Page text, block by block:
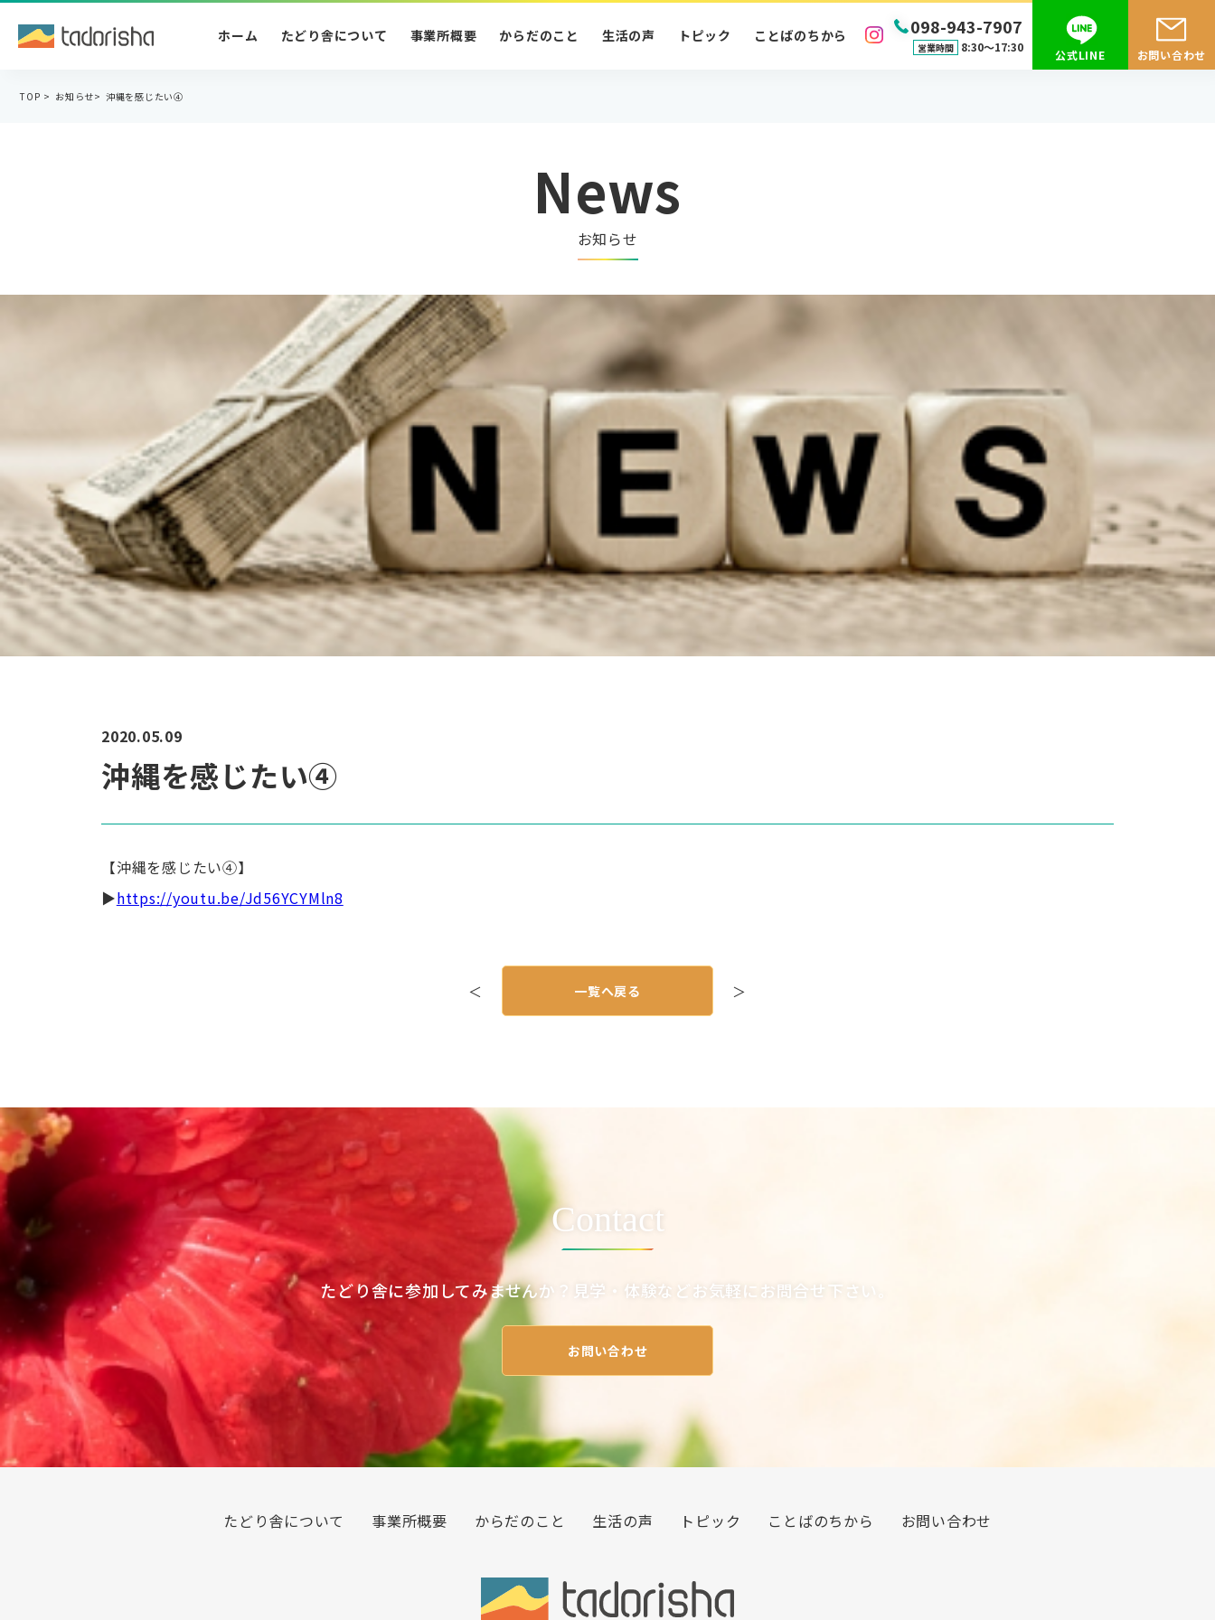
098-943-7907
営業時間 8:30〜17:30
ホーム たどり舎について 事業所概要 からだのこと 生活の声 トピック ことばのちから
公式LINE お問い合わせ
TOP > お知らせ> 沖縄を感じたい④
News
お知らせ
沖縄を感じたい④
2020.05.09
【沖縄を感じたい④】
▶https://youtu.be/Jd56YCYMln8
＜ ＞
一覧へ戻る
Contact
たどり舎に参加してみませんか？見学・体験などお気軽にお問合せ下さい。
お問い合わせ
たどり舎について 事業所概要 からだのこと 生活の声 トピック ことばのちから お問い合わせ